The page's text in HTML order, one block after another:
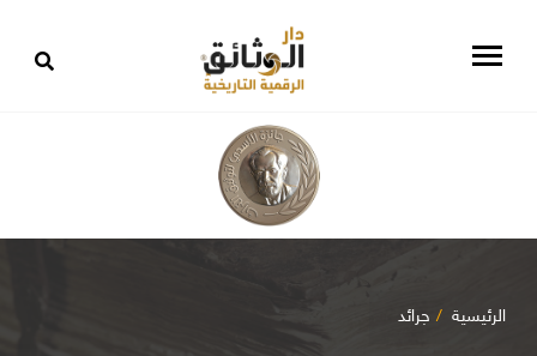
الرئيسية جرائد